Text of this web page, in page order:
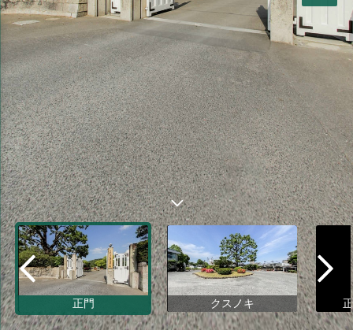
正門 クスノキ